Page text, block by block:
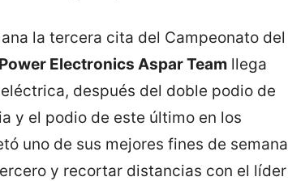
la tercera cita del Campeonato del
Power Electronics Aspar Team llega
después del doble podio de
y el podio de este último en los
uno de sus mejores fines de semana
y recortar distancias con el líder